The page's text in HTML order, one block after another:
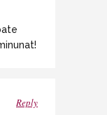
Reply